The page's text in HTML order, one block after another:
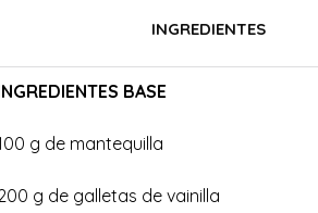
INGREDIENTES
BASE
g de mantequilla
g de galletas de vainilla